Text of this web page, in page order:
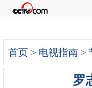
首页 > 电视指南 >
罗